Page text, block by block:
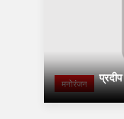
मनोरंजन